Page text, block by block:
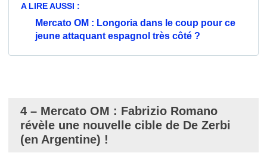
A LIRE AUSSI :
Mercato OM : Longoria dans le coup pour ce
jeune attaquant espagnol très côté ?
4 – Mercato OM : Fabrizio Romano
révèle une nouvelle cible de De Zerbi
(en Argentine) !